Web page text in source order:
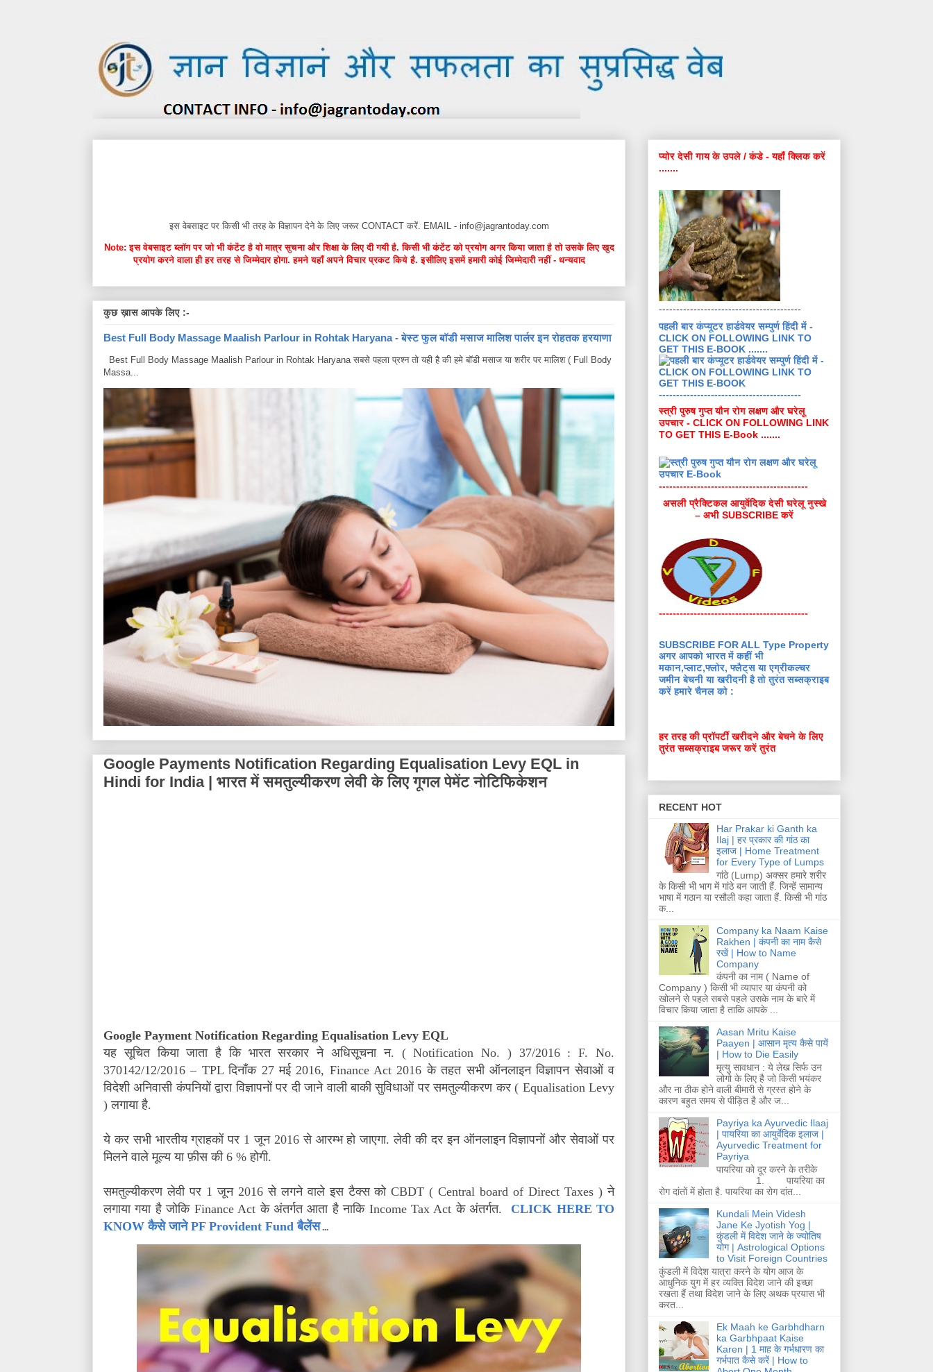
इस वेबसाइट पर किसी भी तरह के विज्ञापन देने के लिए जरूर CONTACT करें. EMAIL - info@jagrantoday.com
Note: इस वेबसाइट ब्लॉग पर जो भी कंटेंट है वो मात्र सुचना और शिक्षा के लिए दी गयी है. किसी भी कंटेंट को प्रयोग अगर किया जाता है तो उसके लिए खुद
प्रयोग करने वाला ही हर तरह से जिम्मेदार होगा. हमने यहाँ अपने विचार प्रकट किये है. इसीलिए इसमें हमारी कोई जिम्मेदारी नहीं - धन्यवाद
कुछ ख़ास आपके लिए :-
Best Full Body Massage Maalish Parlour in Rohtak Haryana - बेस्ट फुल बॉडी मसाज मालिश पार्लर इन रोहतक हरयाणा
Best Full Body Massage Maalish Parlour in Rohtak Haryana सबसे पहला प्रश्न तो यही है की हमे बॉडी मसाज या शरीर पर मालिश ( Full Body
Massa...
Google Payments Notification Regarding Equalisation Levy EQL in
Hindi for India | भारत में समतुल्यीकरण लेवी के लिए गूगल पेमेंट नोटिफिकेशन
Google Payment Notification Regarding Equalisation Levy EQL
यह सूचित किया जाता है कि भारत सरकार ने अधिसूचना न. ( Notification No. ) 37/2016 : F. No.
370142/12/2016 – TPL दिनाँक 27 मई 2016, Finance Act 2016 के तहत सभी ऑनलाइन विज्ञापन सेवाओं व
विदेशी अनिवासी कंपनियों द्वारा विज्ञापनों पर दी जाने वाली बाकी सुविधाओं पर समतुल्यीकरण कर ( Equalisation Levy
) लगाया है.
ये कर सभी भारतीय ग्राहकों पर 1 जून 2016 से आरम्भ हो जाएगा. लेवी की दर इन ऑनलाइन विज्ञापनों और सेवाओं पर
मिलने वाले मूल्य या फ़ीस की 6 % होगी.
समतुल्यीकरण लेवी पर 1 जून 2016 से लगने वाले इस टैक्स को CBDT ( Central board of Direct Taxes ) ने
लगाया गया है जोकि Finance Act के अंतर्गत आता है नाकि Income Tax Act के अंतर्गत.
CLICK HERE TO
KNOW कैसे जाने PF Provident Fund बैलेंस...
प्योर देसी गाय के उपले / कंडे - यहाँ क्लिक करें
.......
-----------------------------------------
पहली बार कंप्यूटर हार्डवेयर सम्पुर्ण हिंदी में -
CLICK ON FOLLOWING LINK TO
GET THIS E-BOOK .......
-----------------------------------------
स्त्री पुरुष गुप्त यौन रोग लक्षण और घरेलू
उपचार - CLICK ON FOLLOWING LINK
TO GET THIS E-Book .......
-------------------------------------------
असली प्रैक्टिकल आयुर्वेदिक देसी घरेलू नुस्खे
– अभी SUBSCRIBE करें
-------------------------------------------
SUBSCRIBE FOR ALL Type Property
अगर आपको भारत में कहीं भी
मकान,प्लाट,फ्लोर, फ्लैट्स या एग्रीकल्चर
जमीन बेचनी या खरीदनी है तो तुरंत सब्सक्राइब
करें हमारे चैनल को :
हर तरह की प्रॉपर्टी खरीदने और बेचने के लिए
तुरंत सब्सक्राइब जरूर करें तुरंत
RECENT HOT
Har Prakar ki Ganth ka
Ilaj | हर प्रकार की गांठ का
इलाज | Home Treatment
for Every Type of Lumps
गांठे (Lump) अक्सर हमारे शरीर
के किसी भी भाग में गांठे बन जाती हैं. जिन्हें सामान्य
भाषा में गठान या रसौली कहा जाता हैं. किसी भी गांठ
क...
Company ka Naam Kaise
Rakhen | कंपनी का नाम कैसे
रखें | How to Name
Company
कंपनी का नाम ( Name of
Company ) किसी भी व्यापार या कंपनी को
खोलने से पहले सबसे पहले उसके नाम के बारे में
विचार किया जाता है ताकि आपके ...
Aasan Mritu Kaise
Paayen | आसान मृत्य कैसे पायें
| How to Die Easily
मृत्यु सावधान : ये लेख सिर्फ उन
लोगो के लिए है जो किसी भयंकर
और ना ठीक होने वाली बीमारी से ग्रस्त होने के
कारण बहुत समय से पीड़ित है और ज...
Payriya ka Ayurvedic Ilaaj
| पायरिया का आयुर्वेदिक इलाज |
Ayurvedic Treatment for
Payriya
पायरिया को दूर करने के तरीके
1. पायरिया का
रोग दांतों में होता है. पायरिया का रोग दांत...
Kundali Mein Videsh
Jane Ke Jyotish Yog |
कुंडली में विदेश जाने के ज्योतिष
योग | Astrological Options
to Visit Foreign Countries
कुंडली में विदेश यात्रा करने के योग आज के
आधुनिक युग में हर व्यक्ति विदेश जाने की इच्छा
रखता हैं तथा विदेश जाने के लिए अथक प्रयास भी
करत...
Ek Maah ke Garbhdharn
ka Garbhpaat Kaise
Karen | 1 माह के गर्भधारण का
गर्भपात कैसे करें | How to